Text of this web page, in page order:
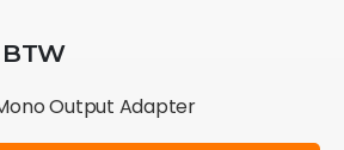
Output Adapter